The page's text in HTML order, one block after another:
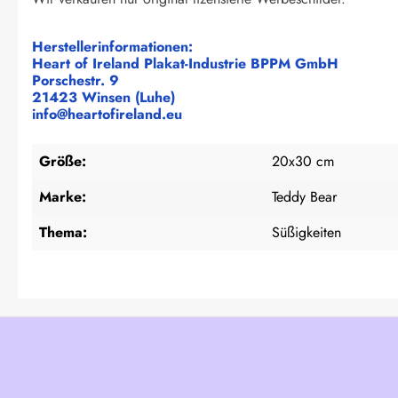
Herstellerinformationen:
Heart of Ireland Plakat-Industrie BPPM GmbH
Porschestr. 9
21423 Winsen (Luhe)
info@heartofireland.eu
Größe:
20x30 cm
Marke:
Teddy Bear
Thema:
Süßigkeiten